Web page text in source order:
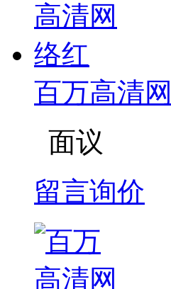
百万高清
面议
留言询价